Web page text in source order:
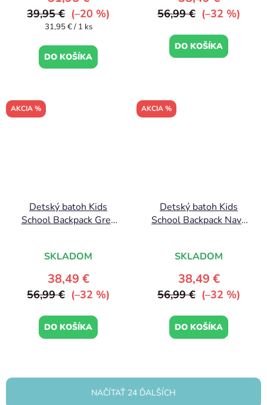
39,95 € (–20 %)
Jednotková
31,95 € / 1 ks
DO KOŠÍKA
56,99 € (–32 %)
DO KOŠÍKA
AKCIA %
Detský batoh Kids
School Backpack Grey
SKLADOM
38,49 €
56,99 € (–32 %)
DO KOŠÍKA
AKCIA %
Detský batoh Kids
School Backpack Navy
SKLADOM
38,49 €
56,99 € (–32 %)
DO KOŠÍKA
NAČÍTAŤ 24 ĎALŠÍCH